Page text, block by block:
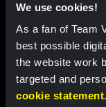
We use cookies!
As a fan of Team
best possible
the website work
targeted and
cookie statement.
Partners